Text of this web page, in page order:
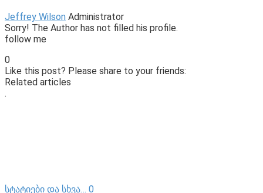
Jeffrey Wilson Administrator
Sorry! The Author has not filled his profile.
follow me
0
Like this post? Please share to your friends:
Related articles
.
სტატიები და სხვა… 0